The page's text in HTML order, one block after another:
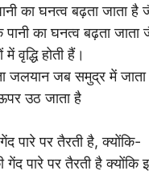
का घनत्व बढ़ता जाता
का घनत्व बढ़ता
वृद्धि होती हैं।
जलयान जब समुद्र में
उठ जाता है
पारे पर तैरती है, क्योंकि-
पारे पर तैरती है क्योंकि